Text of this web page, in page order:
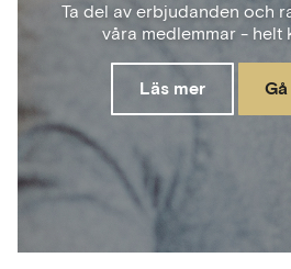
Ta del av erbjudanden och
våra medlemmar - helt
Läs mer